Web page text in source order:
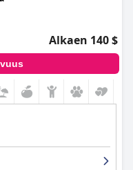
mikä tekee siitä
Alkaen 140 $